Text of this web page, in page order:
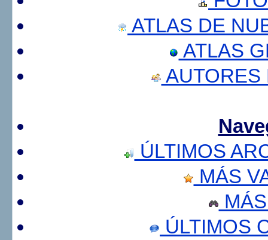
ATLAS DE
ATLAS
AUTORES
ÚLTIMOS
MÁS
ÚLTIMOS